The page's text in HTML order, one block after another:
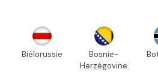
Biélorussie
Bosnie-
Herzégovine